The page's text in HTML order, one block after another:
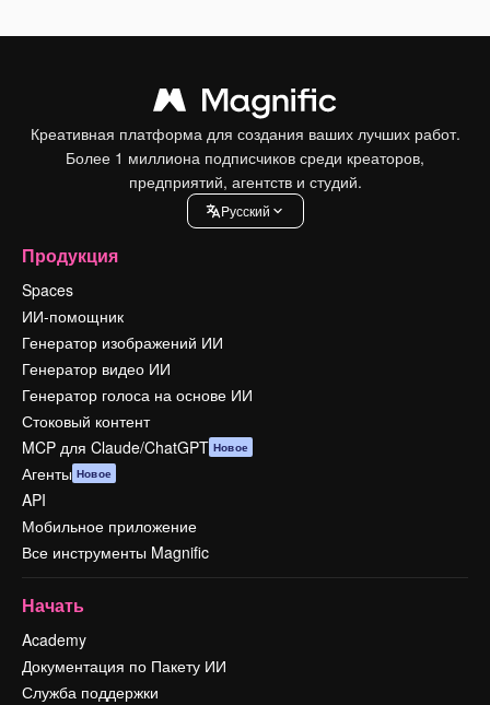
Креативная платформа для создания ваших лучших работ.
Более 1 миллиона подписчиков среди креаторов,
предприятий, агентств и студий.
Pусский
Продукция
Spaces
ИИ-помощник
Генератор изображений ИИ
Генератор видео ИИ
Генератор голоса на основе ИИ
Стоковый контент
MCP для Claude/ChatGPT Новое
Агенты Новое
API
Мобильное приложение
Все инструменты Magnific
Начать
Academy
Документация по Пакету ИИ
Служба поддержки